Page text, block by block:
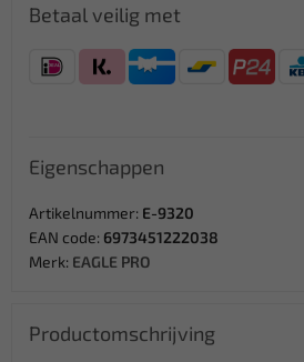
Betaal veilig met
Eigenschappen
Artikelnummer: E-9320
EAN code: 6973451222038
Merk: EAGLE PRO
Productomschrijving